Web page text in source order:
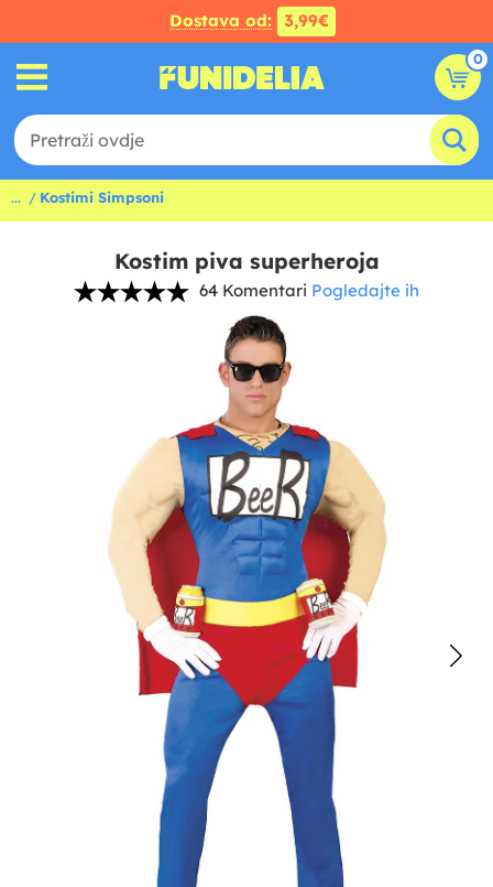
Dostava od: 3,99€
0
... Kostimi Simpsoni
Kostim piva superheroja
64 Komentari Pogledajte ih